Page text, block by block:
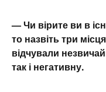
— Чи вірите ви в
то назвіть три
відчували
так і негативну.